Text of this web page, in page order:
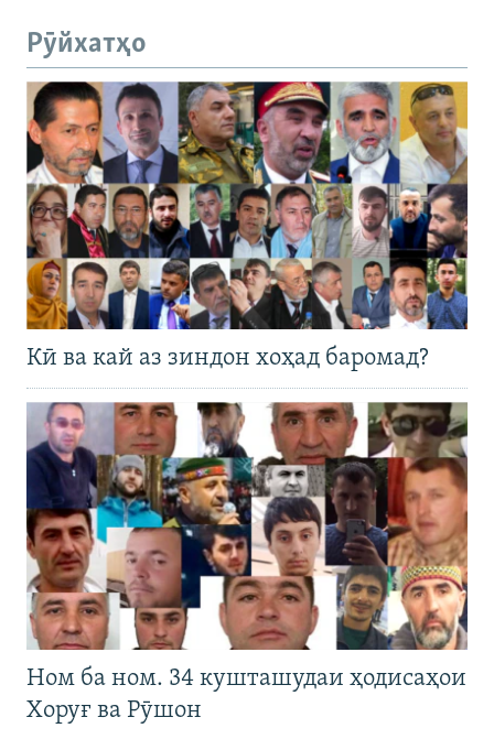
Рӯйхатҳо
Кӣ ва кай аз зиндон хоҳад баромад?
Ном ба ном. 34 кушташудаи ҳодисаҳои
Хоруғ ва Рӯшон